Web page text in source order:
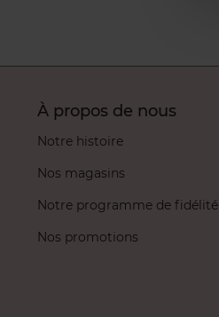
À propos de nous
Notre histoire
Nos magasins
Notre programme de fidélité
Nos promotions